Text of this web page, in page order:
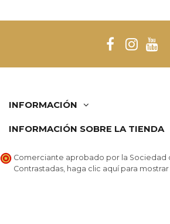
INFORMACIÓN
INFORMACIÓN SOBRE LA TIENDA
Comerciante aprobado por la Sociedad
Contrastadas, haga clic aquí para